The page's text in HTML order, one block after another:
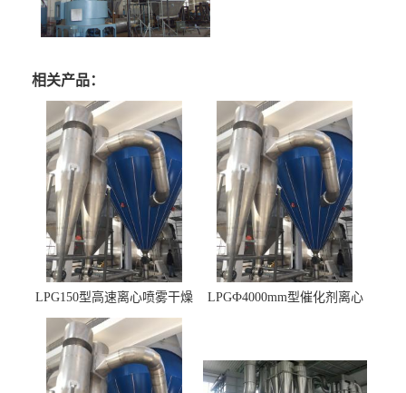
相关产品：
LPG150型高速离心喷雾干燥
机 φ2.85m
LPGФ4000mm型催化剂离心